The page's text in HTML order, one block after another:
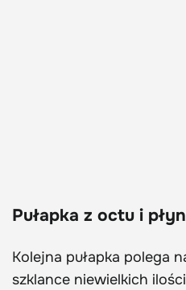
Pułapka z octu i
Kolejna pułapka polega
szklance niewielkich ilości